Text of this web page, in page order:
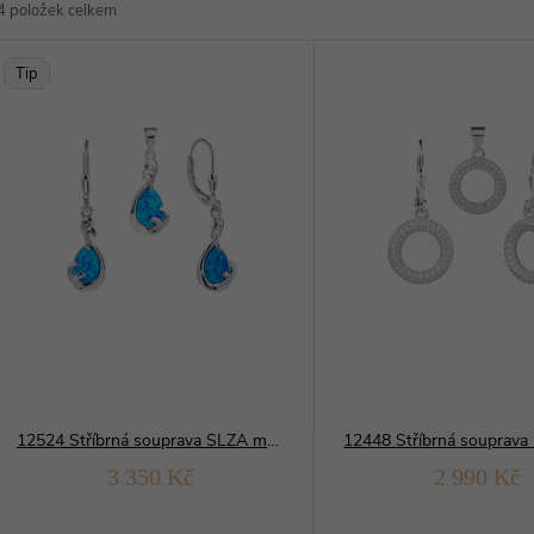
položek celkem
Tip
12524 Stříbrná souprava SLZA modrý OPÁL
3 350 Kč 2 990 Kč